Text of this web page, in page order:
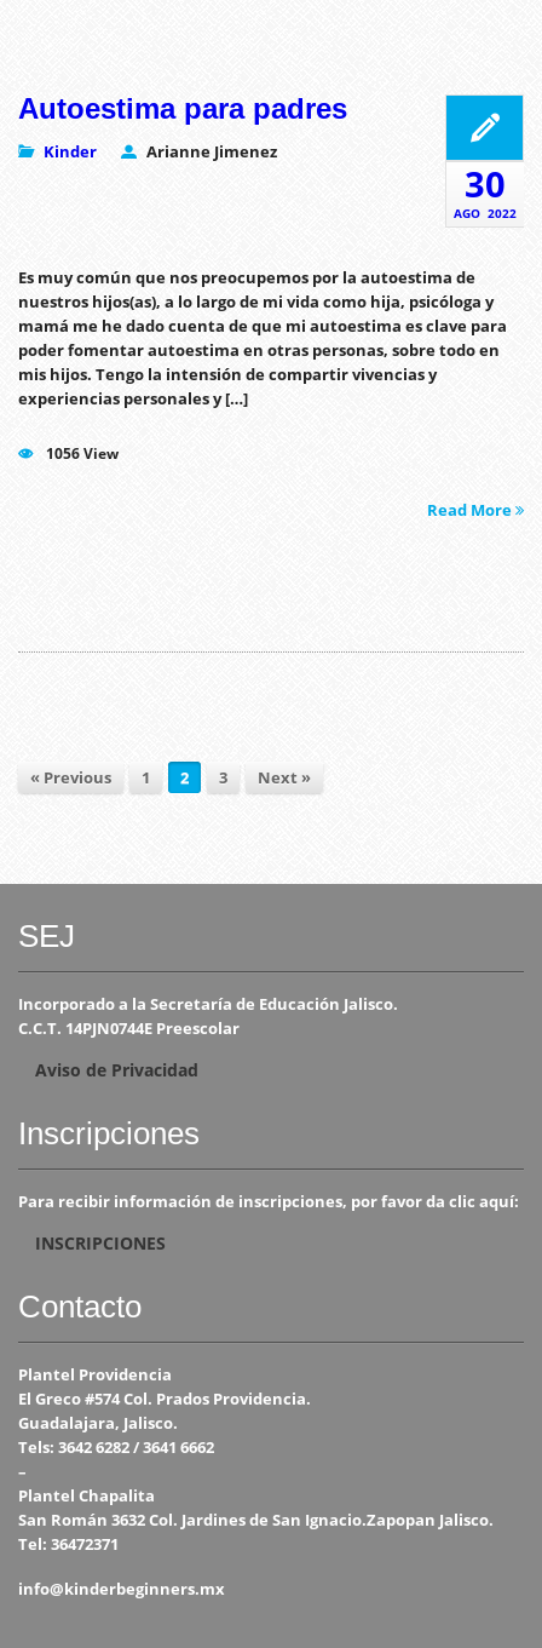
Autoestima para padres
Kinder Arianne Jimenez
30
AGO 2022
Es muy común que nos preocupemos por la autoestima de
nuestros hijos(as), a lo largo de mi vida como hija, psicóloga y
mamá me he dado cuenta de que mi autoestima es clave para
poder fomentar autoestima en otras personas, sobre todo en
mis hijos. Tengo la intensión de compartir vivencias y
experiencias personales y […]
Read More
1056 View
« Previous 1 2 3 Next »
SEJ
Incorporado a la Secretaría de Educación Jalisco.
C.C.T. 14PJN0744E Preescolar
Aviso de Privacidad
Inscripciones
Para recibir información de inscripciones, por favor da clic aquí:
INSCRIPCIONES
Contacto
Plantel Providencia
El Greco #574 Col. Prados Providencia.
Guadalajara, Jalisco.
Tels: 3642 6282 / 3641 6662
–
Plantel Chapalita
San Román 3632 Col. Jardines de San Ignacio.Zapopan Jalisco.
Tel: 36472371
info@kinderbeginners.mx